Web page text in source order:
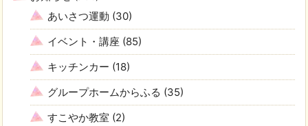
あいさつ運動 (30)
イベント・講座 (85)
キッチンカー (18)
グループホームからふる (35)
すこやか教室 (2)